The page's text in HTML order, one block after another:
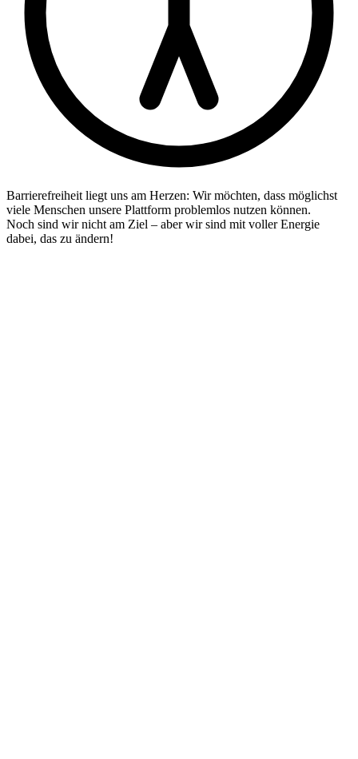
Barrierefreiheit liegt uns am Herzen: Wir möchten, dass möglichst
viele Menschen unsere Plattform problemlos nutzen können.
Noch sind wir nicht am Ziel – aber wir sind mit voller Energie
dabei, das zu ändern!